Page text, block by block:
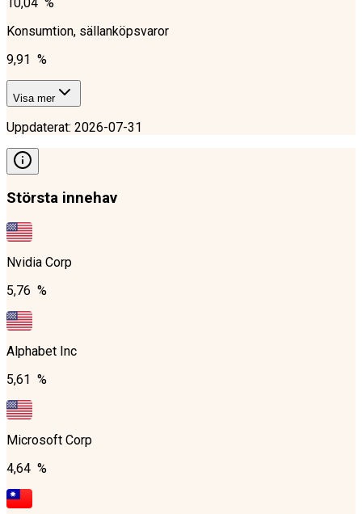
Konsumtion, sällanköpsvaror
9,91 %
Visa mer
Uppdaterat: 2026-07-31
Största innehav
Nvidia Corp
5,76 %
Alphabet Inc
5,61 %
Microsoft Corp
4,64 %